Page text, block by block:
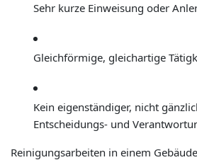
Sehr kurze Einweisung oder
Gleichförmige, gleichartige
Kein eigenständiger, nicht
Entscheidungs- und
Reinigungsarbeiten in einem